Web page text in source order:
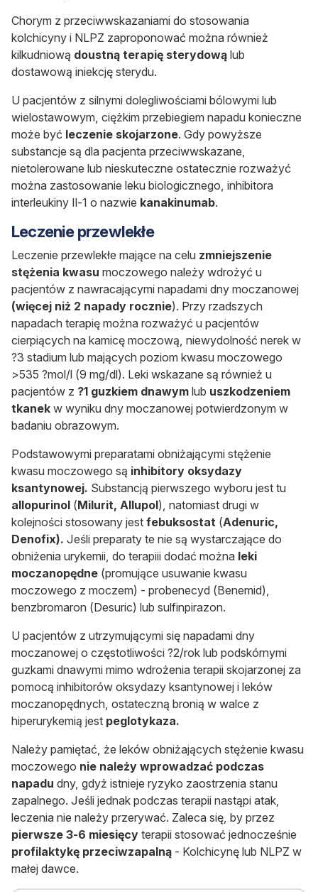
Chorym z przeciwwskazaniami do stosowania
kolchicyny i NLPZ zaproponować można również
kilkudniową doustną terapię sterydową lub
dostawową iniekcję sterydu.
U pacjentów z silnymi dolegliwościami bólowymi lub
wielostawowym, ciężkim przebiegiem napadu konieczne
może być leczenie skojarzone. Gdy powyższe
substancje są dla pacjenta przeciwwskazane,
nietolerowane lub nieskuteczne ostatecznie rozważyć
można zastosowanie leku biologicznego, inhibitora
interleukiny Il-1 o nazwie kanakinumab.
Leczenie przewlekłe
Leczenie przewlekłe mające na celu zmniejszenie
stężenia kwasu moczowego należy wdrożyć u
pacjentów z nawracającymi napadami dny moczanowej
(więcej niż 2 napady rocznie). Przy rzadszych
napadach terapię można rozważyć u pacjentów
cierpiących na kamicę moczową, niewydolność nerek w
?3 stadium lub mających poziom kwasu moczowego
>535 ?mol/l (9 mg/dl). Leki wskazane są również u
pacjentów z ?1 guzkiem dnawym lub uszkodzeniem
tkanek w wyniku dny moczanowej potwierdzonym w
badaniu obrazowym.
Podstawowymi preparatami obniżającymi stężenie
kwasu moczowego są inhibitory oksydazy
ksantynowej. Substancją pierwszego wyboru jest tu
allopurinol (Milurit, Allupol), natomiast drugi w
kolejności stosowany jest febuksostat (Adenuric,
Denofix). Jeśli preparaty te nie są wystarczające do
obniżenia urykemii, do terapiii dodać można leki
moczanopędne (promujące usuwanie kwasu
moczowego z moczem) - probenecyd (Benemid),
benzbromaron (Desuric) lub sulfinpirazon.
U pacjentów z utrzymującymi się napadami dny
moczanowej o częstotliwości ?2/rok lub podskórnymi
guzkami dnawymi mimo wdrożenia terapii skojarzonej za
pomocą inhibitorów oksydazy ksantynowej i leków
moczanopędnych, ostateczną bronią w walce z
hiperurykemią jest peglotykaza.
Należy pamiętać, że leków obniżających stężenie kwasu
moczowego nie należy wprowadzać podczas
napadu dny, gdyż istnieje ryzyko zaostrzenia stanu
zapalnego. Jeśli jednak podczas terapii nastąpi atak,
leczenia nie należy przerywać. Zaleca się, by przez
pierwsze 3-6 miesięcy terapii stosować jednocześnie
profilaktykę przeciwzapalną - Kolchicynę lub NLPZ w
małej dawce.